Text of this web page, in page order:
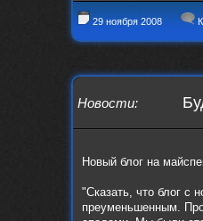
29 ноября 2008
Новости:
Новый блог на
"Сказать, что блог с
преуменьшенным.